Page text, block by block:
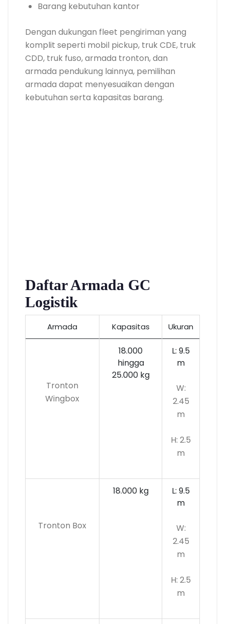
Barang kebutuhan kantor
Dengan dukungan fleet pengiriman yang
komplit seperti mobil pickup, truk CDE, truk
CDD, truk fuso, armada tronton, dan
armada pendukung lainnya, pemilihan
armada dapat menyesuaikan dengan
kebutuhan serta kapasitas barang.
Daftar Armada GC
Logistik
Armada Kapasitas Ukuran
Tronton
Wingbox
18.000
hingga
25.000 kg
L: 9.5
m
W:
2.45
m
H: 2.5
m
Tronton Box
18.000 kg
L: 9.5
m
W:
2.45
m
H: 2.5
m